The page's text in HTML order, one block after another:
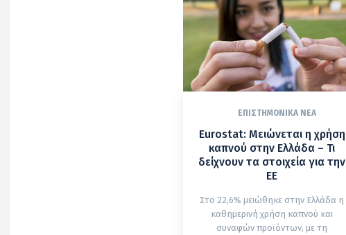
ΕΠΙΣΤΗΜΟΝΙΚΆ ΝΈΑ
Eurostat: Μειώνεται η χρήση
καπνού στην Ελλάδα – Τι
δείχνουν τα στοιχεία για την
ΕΕ
Στο 22,6% μειώθηκε στην Ελλάδα η
καθημερινή χρήση καπνού και
συναφών προϊόντων, με τη